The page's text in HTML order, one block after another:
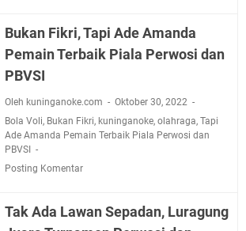
Bukan Fikri, Tapi Ade Amanda
Pemain Terbaik Piala Perwosi dan
PBVSI
Oleh kuninganoke.com
Oktober 30, 2022
Bola Voli, Bukan Fikri, kuninganoke, olahraga, Tapi
Ade Amanda Pemain Terbaik Piala Perwosi dan
PBVSI
Posting Komentar
Tak Ada Lawan Sepadan, Luragung